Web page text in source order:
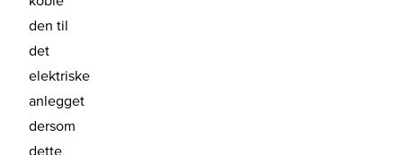
den til
det
elektriske
anlegget
dersom
dette